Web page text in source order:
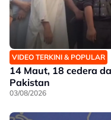
VIDEO TERKINI & POPULAR
14 Maut, 18 cedera
Pakistan
03/08/2026